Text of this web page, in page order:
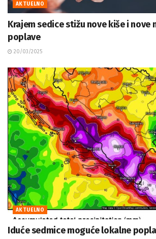
AKTUELNO
Krajem sedice stižu nove kiše i nove
poplave
20/03/2025
AKTUELNO
Iduće sedmice moguće lokalne